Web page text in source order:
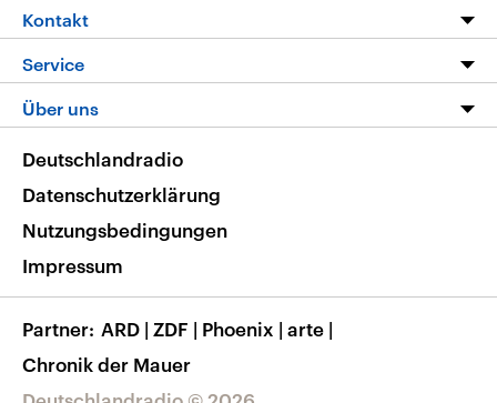
Die Nachrichten
Nachrichtenleicht
Neue Beiträge auf dlf.de
Livestream
Podcasts
Deutschlandfunk App
Nachrichten App
Frequenzen
Kontakt
Hörerservice
Service
FAQ
Veranstaltungen
Musikliste
RSS
Über uns
Barrierefreiheit
Deutschlandradio
Datenschutzerklärung
Nutzungsbedingungen
Impressum
Partner ARD | ZDF | Phoenix | arte |
Chronik der Mauer